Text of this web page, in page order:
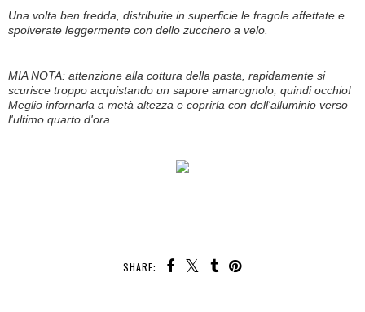
Una volta ben fredda, distribuite in superficie le fragole affettate e
spolverate leggermente con dello zucchero a velo.
MIA NOTA: attenzione alla cottura della pasta, rapidamente si
scurisce troppo acquistando un sapore amarognolo, quindi occhio!
Meglio infornarla a metà altezza e coprirla con dell'alluminio verso
l'ultimo quarto d'ora.
SHARE: